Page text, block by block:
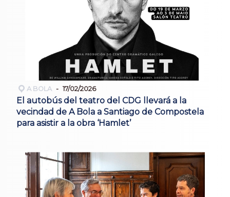
A BOLA 17/02/2026
El autobús del teatro del CDG llevará a la
vecindad de A Bola a Santiago de Compostela
para asistir a la obra ‘Hamlet’